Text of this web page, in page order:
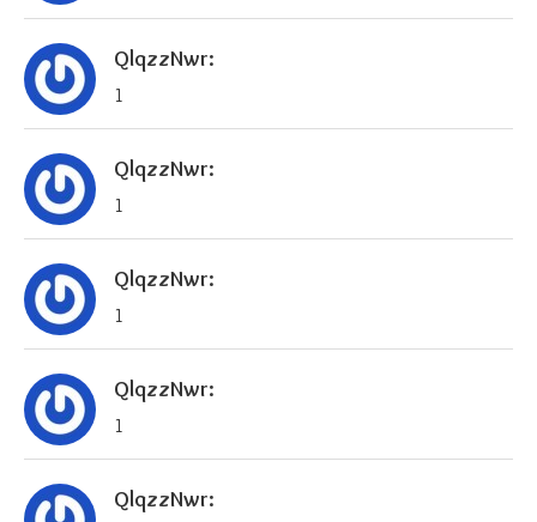
QlqzzNwr:
1
QlqzzNwr:
1
QlqzzNwr:
1
QlqzzNwr:
1
QlqzzNwr: